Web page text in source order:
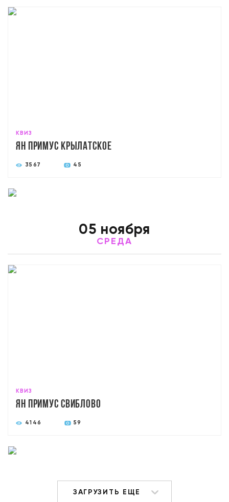
КВИЗ
Ян примус Крылатское
3567 45
05 ноября
СРЕДА
КВИЗ
ян примус свиблово
4146 59
ЗАГРУЗИТЬ ЕЩЕ